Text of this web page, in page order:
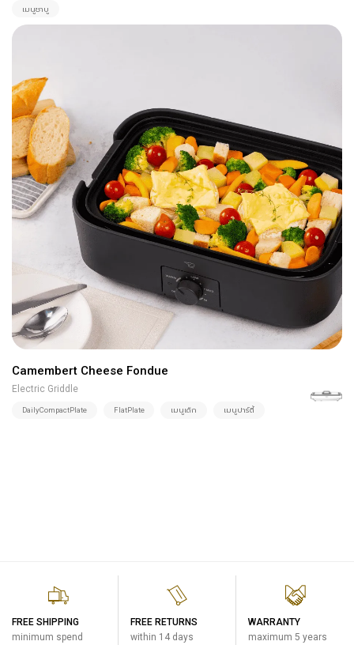
เมนูชาบู
Camembert Cheese Fondue
Electric Griddle
DailyCompactPlate FlatPlate เมนูเด็ก เมนูปาร์ตี้
FREE SHIPPING
minimum spend
FREE RETURNS
within 14 days
WARRANTY
maximum 5 years